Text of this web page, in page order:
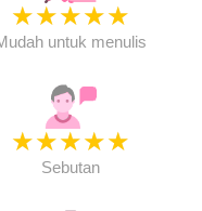
★★★★★
untuk menulis
★★★★★
Sebutan